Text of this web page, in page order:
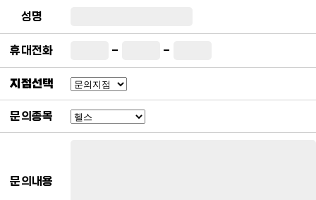
성명
휴대전화 - -
지점선택
문의종목
문의내용